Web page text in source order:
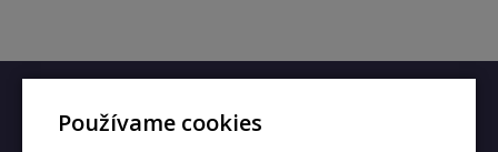
Rýchly kontakt
Používame cookies